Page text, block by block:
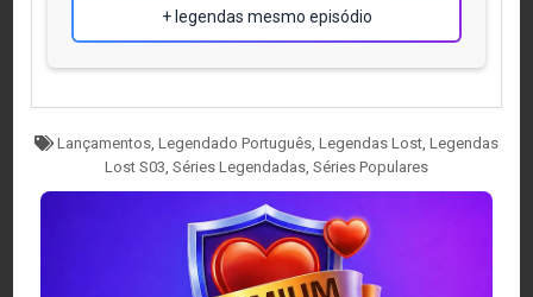
+ legendas mesmo episódio
Tagged
Lançamentos Legendado Português Legendas Lost Legendas
Lost S03 Séries Legendadas Séries Populares